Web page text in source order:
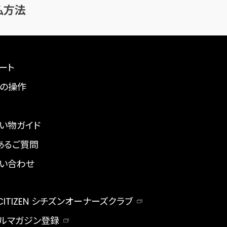
方法
ト
操作
物ガイド
るご質問
合わせ
シチズンオーナーズクラブ
マガジン登録